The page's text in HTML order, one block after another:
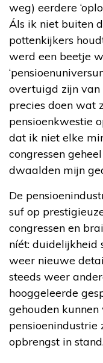
weg) eerdere
Áls ik niet buiten
pottenkijkers
werd een beetje
overtuigd zijn van
precies doen wat
pensioenkwestie
dat ik niet elke
congressen
dwaalden mijn
De
suf op
congressen en
níét: duidelijkheid
weer nieuwe
steeds weer
hooggeleerde
gehouden
opbrengst in